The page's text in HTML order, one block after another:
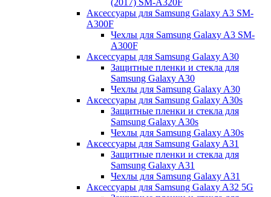
Аксессуары для Samsung Galaxy A3 SM-
A300F
Чехлы для Samsung Galaxy A3 SM-
A300F
Аксессуары для Samsung Galaxy A30
Защитные пленки и стекла для
Samsung Galaxy A30
Чехлы для Samsung Galaxy A30
Аксессуары для Samsung Galaxy A30s
Защитные пленки и стекла для
Samsung Galaxy A30s
Чехлы для Samsung Galaxy A30s
Аксессуары для Samsung Galaxy A31
Защитные пленки и стекла для
Samsung Galaxy A31
Чехлы для Samsung Galaxy A31
Аксессуары для Samsung Galaxy A32 5G